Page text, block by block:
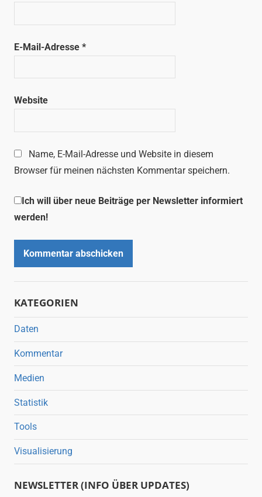
E-Mail-Adresse *
Website
Name, E-Mail-Adresse und Website in diesem
Browser für meinen nächsten Kommentar speichern.
Ich will über neue Beiträge per Newsletter informiert
werden!
KATEGORIEN
Daten
Kommentar
Medien
Statistik
Tools
Visualisierung
NEWSLETTER (INFO ÜBER UPDATES)